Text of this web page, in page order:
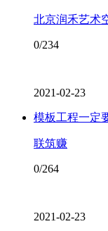
北京润禾艺术
0/234
2021-02-23
模板工程一定
联筑赚
0/264
2021-02-23